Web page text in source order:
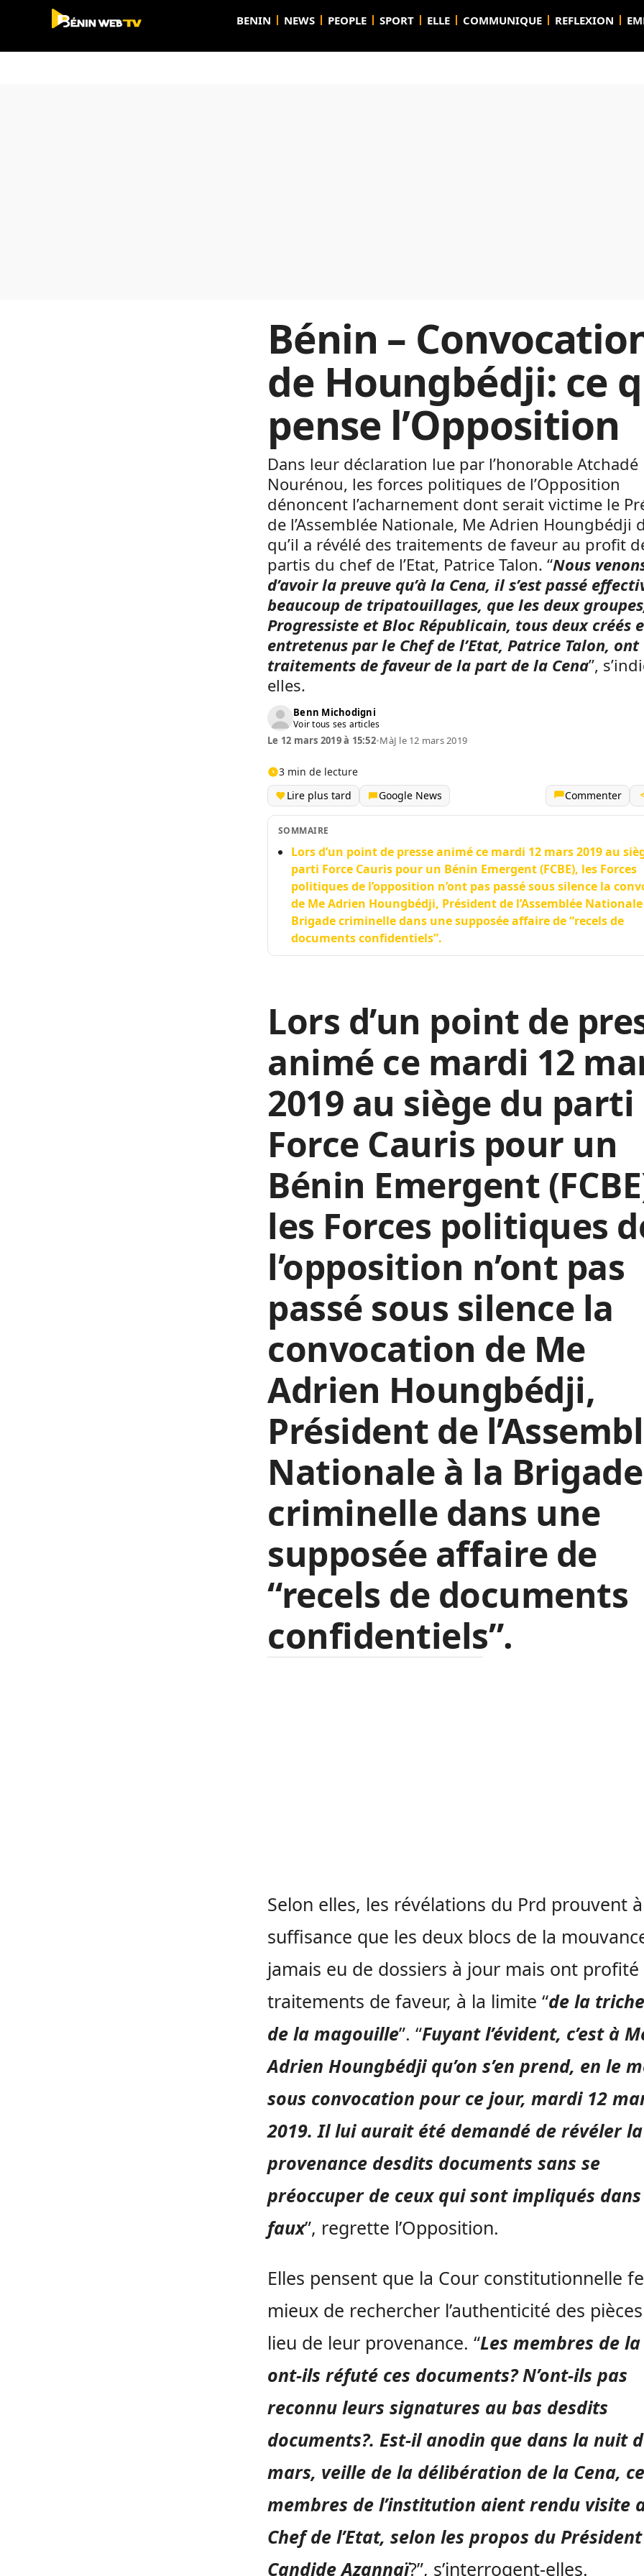
BENIN NEWS PEOPLE SPORT ELLE COMMUNIQUE REFLEXION
Bénin –
de Houngbédji: ce
pense l’Opposition
Dans leur déclaration lue par l’honorable Atchadé
Nourénou, les forces politiques de l’Opposition
dénoncent l’acharnement dont serait victime le
de l’Assemblée Nationale, Me Adrien Houngbédji
qu’il a révélé des traitements de faveur au profit
partis du chef de l’Etat, Patrice Talon. “Nous
d’avoir la preuve qu’à la Cena, il s’est passé
beaucoup de tripatouillages, que les deux
Progressiste et Bloc Républicain, tous deux créés
entretenus par le Chef de l’Etat, Patrice Talon, ont
traitements de faveur de la part de la Cena”,
elles.
Benn Michodigni
Voir tous ses articles
Le 12 mars 2019 à 15:52•MàJ le 12 mars 2019
3 min de lecture
Lire plus tard
Google News Commenter
SOMMAIRE
Lors d’un point de presse animé ce mardi 12 mars 2019 au
parti Force Cauris pour un Bénin Emergent (FCBE), les Forces
politiques de l’opposition n’ont pas passé sous silence la
de Me Adrien Houngbédji, Président de l’Assemblée
Brigade criminelle dans une supposée affaire de “recels de
documents confidentiels”.
Lors d’un point de
animé ce mardi 12
2019 au siège du parti
Force Cauris pour un
Bénin Emergent
les Forces politiques
l’opposition n’ont pas
passé sous silence la
convocation de Me
Adrien Houngbédji,
Président de
Nationale à la Brigade
criminelle dans une
supposée affaire de
“recels de documents
confidentiels”.
Selon elles, les révélations du Prd prouvent à
suffisance que les deux blocs de la
jamais eu de dossiers à jour mais ont profité
traitements de faveur, à la limite “de la
de la magouille”. “Fuyant l’évident, c’est à
Adrien Houngbédji qu’on s’en prend, en le
sous convocation pour ce jour, mardi 12
2019. Il lui aurait été demandé de révéler la
provenance desdits documents sans se
préoccuper de ceux qui sont impliqués
faux”, regrette l’Opposition.
Elles pensent que la Cour constitutionnelle
mieux de rechercher l’authenticité des
lieu de leur provenance. “Les membres de la
ont-ils réfuté ces documents? N’ont-ils pas
reconnu leurs signatures au bas desdits
documents?. Est-il anodin que dans la nuit
mars, veille de la délibération de la Cena,
membres de l’institution aient rendu visite
Chef de l’Etat, selon les propos du Président
Candide Azannaï?”, s’interrogent-elles.